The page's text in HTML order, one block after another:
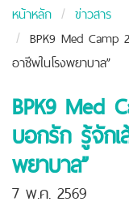
หน้าหลัก
ข่าวสาร
BPK9 Med Camp
อาชีพในโรงพยาบาล”
BPK9 Med
บอกรัก รู้จักเ
พยาบาล”
7 พ.ค. 2569